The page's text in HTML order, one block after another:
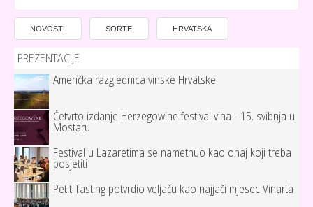
NOVOSTI SORTE HRVATSKA
PREZENTACIJE
Američka razglednica vinske Hrvatske
Četvrto izdanje Herzegowine festival vina - 15. svibnja u
Mostaru
Festival u Lazaretima se nametnuo kao onaj koji treba
posjetiti
Petit Tasting potvrdio veljaču kao najjači mjesec Vinarta